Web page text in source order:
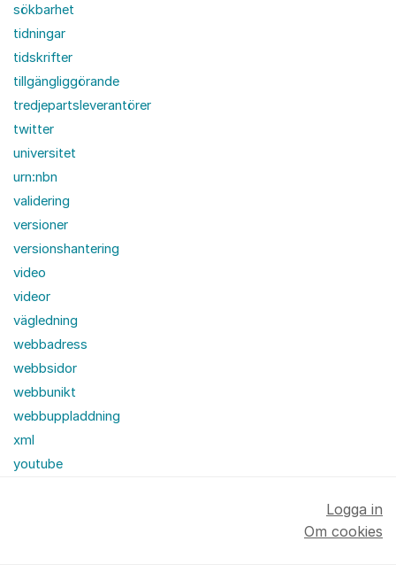
sökbarhet
tidningar
tidskrifter
tillgängliggörande
tredjepartsleverantörer
twitter
universitet
urn:nbn
validering
versioner
versionshantering
video
videor
vägledning
webbadress
webbsidor
webbunikt
webbuppladdning
xml
youtube
Logga in
Om cookies